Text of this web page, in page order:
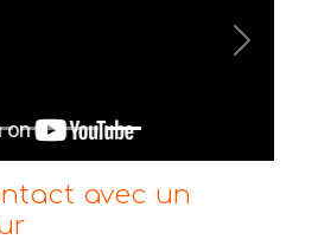
Next
avec un